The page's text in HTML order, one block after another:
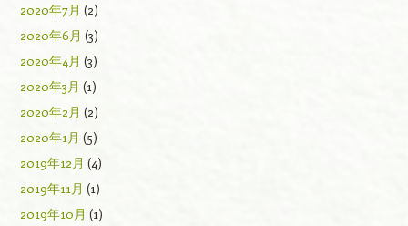
2020年7月 (2)
2020年6月 (3)
2020年4月 (3)
2020年3月 (1)
2020年2月 (2)
2020年1月 (5)
2019年12月 (4)
2019年11月 (1)
2019年10月 (1)